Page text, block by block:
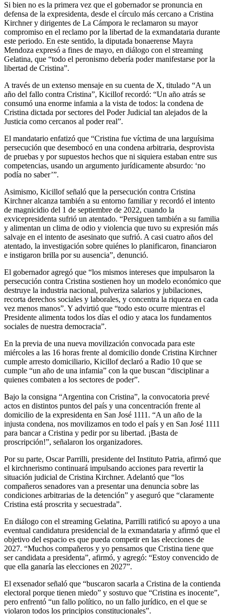
Si bien no es la primera vez que el gobernador se pronuncia en
defensa de la expresidenta, desde el círculo más cercano a Cristina
Kirchner y dirigentes de La Cámpora le reclamaron su mayor
compromiso en el reclamo por la libertad de la exmandataria durante
este periodo. En este sentido, la diputada bonaerense Mayra
Mendoza expresó a fines de mayo, en diálogo con el streaming
Gelatina, que “todo el peronismo debería poder manifestarse por la
libertad de Cristina”.
A través de un extenso mensaje en su cuenta de X, titulado “A un
año del fallo contra Cristina”, Kicillof recordó: “Un año atrás se
consumó una enorme infamia a la vista de todos: la condena de
Cristina dictada por sectores del Poder Judicial tan alejados de la
Justicia como cercanos al poder real”.
El mandatario enfatizó que “Cristina fue víctima de una larguísima
persecución que desembocó en una condena arbitraria, desprovista
de pruebas y por supuestos hechos que ni siquiera estaban entre sus
competencias, usando un argumento jurídicamente absurdo: ‘no
podía no saber’”.
Asimismo, Kicillof señaló que la persecución contra Cristina
Kirchner alcanza también a su entorno familiar y recordó el intento
de magnicidio del 1 de septiembre de 2022, cuando la
exvicepresidenta sufrió un atentado. “Persiguen también a su familia
y alimentan un clima de odio y violencia que tuvo su expresión más
salvaje en el intento de asesinato que sufrió. A casi cuatro años del
atentado, la investigación sobre quiénes lo planificaron, financiaron
e instigaron brilla por su ausencia”, denunció.
El gobernador agregó que “los mismos intereses que impulsaron la
persecución contra Cristina sostienen hoy un modelo económico que
destruye la industria nacional, pulveriza salarios y jubilaciones,
recorta derechos sociales y laborales, y concentra la riqueza en cada
vez menos manos”. Y advirtió que “todo esto ocurre mientras el
Presidente alimenta todos los días el odio y ataca los fundamentos
sociales de nuestra democracia”.
En la previa de una nueva movilización convocada para este
miércoles a las 16 horas frente al domicilio donde Cristina Kirchner
cumple arresto domiciliario, Kicillof declaró a Radio 10 que se
cumple “un año de una infamia” con la que buscan “disciplinar a
quienes combaten a los sectores de poder”.
Bajo la consigna “Argentina con Cristina”, la convocatoria prevé
actos en distintos puntos del país y una concentración frente al
domicilio de la expresidenta en San José 1111. “A un año de la
injusta condena, nos movilizamos en todo el país y en San José 1111
para bancar a Cristina y pedir por su libertad. ¡Basta de
proscripción!”, señalaron los organizadores.
Por su parte, Oscar Parrilli, presidente del Instituto Patria, afirmó que
el kirchnerismo continuará impulsando acciones para revertir la
situación judicial de Cristina Kirchner. Adelantó que “los
compañeros senadores van a presentar una denuncia sobre las
condiciones arbitrarias de la detención” y aseguró que “claramente
Cristina está proscrita y secuestrada”.
En diálogo con el streaming Gelatina, Parrilli ratificó su apoyo a una
eventual candidatura presidencial de la exmandataria y afirmó que el
objetivo del espacio es que pueda competir en las elecciones de
2027. “Muchos compañeros y yo pensamos que Cristina tiene que
ser candidata a presidenta”, afirmó, y agregó: “Estoy convencido de
que ella ganaría las elecciones en 2027”.
El exsenador señaló que “buscaron sacarla a Cristina de la contienda
electoral porque tienen miedo” y sostuvo que “Cristina es inocente”,
pero enfrentó “un fallo político, no un fallo jurídico, en el que se
violaron todos los principios constitucionales”.